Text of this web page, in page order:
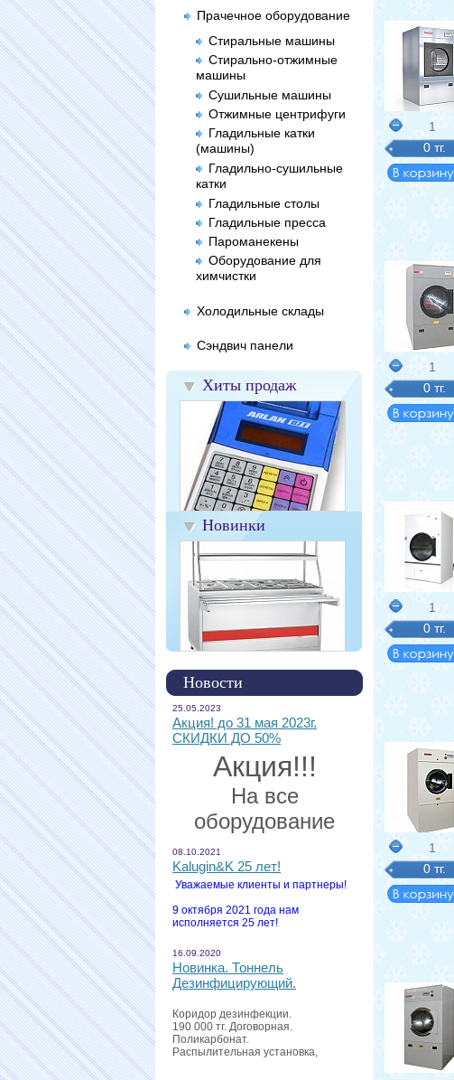
Прачечное оборудование
Стиральные машины
Стирально-отжимные
машины
Сушильные машины
Отжимные центрифуги
Гладильные катки
(машины)
Гладильно-сушильные
катки
Гладильные столы
Гладильные пресса
Пароманекены
Оборудование для
химчистки
Холодильные склады
Сэндвич панели
Хиты продаж
Новинки
Новости
25.05.2023
Акция! до 31 мая 2023г.
СКИДКИ ДО 50%
Акция!!!
На все
оборудование
08.10.2021
Kalugin&K 25 лет!
Уважаемые клиенты и партнеры!
9 октября 2021 года нам
исполняется 25 лет!
16.09.2020
Новинка. Тоннель
Дезинфицирующий.
Коридор дезинфекции.
190 000 тг. Договорная.
Поликарбонат.
Распылительная установка,
1
0 тг.
1
0 тг.
1
0 тг.
1
0 тг.